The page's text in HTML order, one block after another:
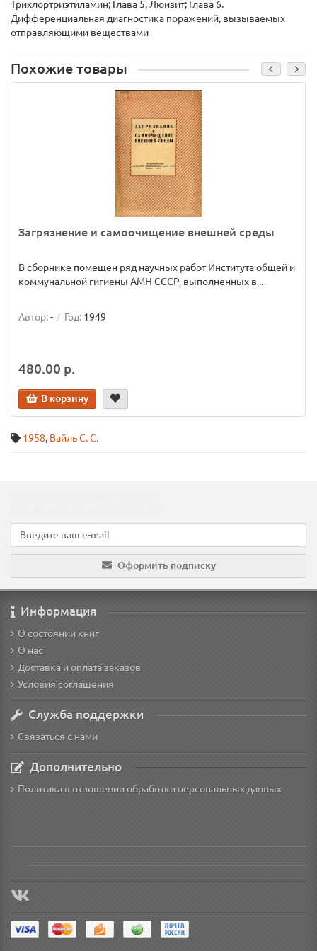
Трихлортриэтиламин; Глава 5. Люизит; Глава 6.
Дифференциальная диагностика поражений, вызываемых
отправляющими веществами
Похожие товары
Загрязнение и самоочищение внешней среды
В сборнике помещен ряд научных работ Института общей и
коммунальной гигиены АМН СССР, выполненных в ..
Автор:- Год: 1949
480.00 р.
В корзину
1958, Вайль С. С.
Оформить подписку
Информация
О состоянии книг
О нас
Доставка и оплата заказов
Условия соглашения
Служба поддержки
Связаться с нами
Дополнительно
Политика в отношении обработки персональных данных